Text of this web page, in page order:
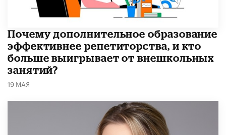
​Почему дополнительное образование
эффективнее репетиторства, и кто
больше выигрывает от внешкольных
занятий?
19 МАЯ